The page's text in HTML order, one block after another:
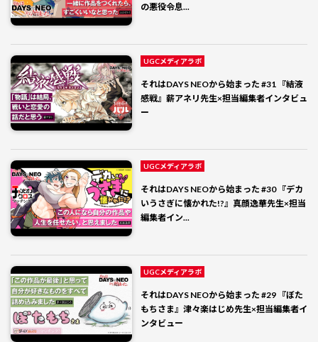
の悪役令息...
UGCメディアラボ
それはDAYS NEOから始まった #31 『結液
感戦』薪アネリ先生×担当編集者インタビュ
ー
UGCメディアラボ
それはDAYS NEOから始まった #30 『デカ
いうさぎに懐かれた!?』真顔逸華先生×担当
編集者イン...
UGCメディアラボ
それはDAYS NEOから始まった #29 『ぼた
もちさま』津々楽はじめ先生×担当編集者イ
ンタビュー